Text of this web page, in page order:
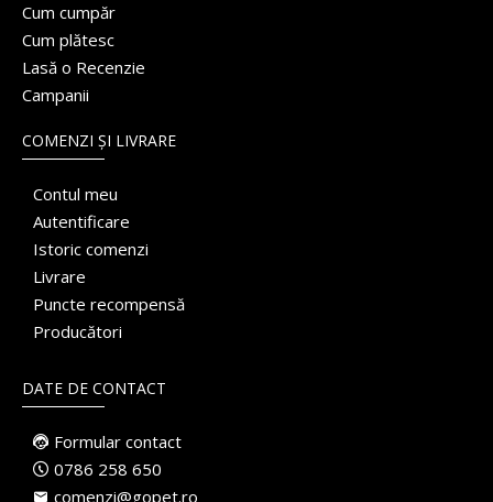
Cum cumpăr
Cum plătesc
Lasă o Recenzie
Campanii
COMENZI ȘI LIVRARE
Contul meu
Autentificare
Istoric comenzi
Livrare
Puncte recompensă
Producători
DATE DE CONTACT
Formular contact
0786 258 650
comenzi@gopet.ro